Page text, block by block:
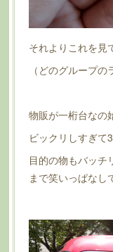
それよりこれを見
（どのグループ
物販が一桁台な
ビックリしすぎて
目的の物もバッチ
まで笑いっぱなし